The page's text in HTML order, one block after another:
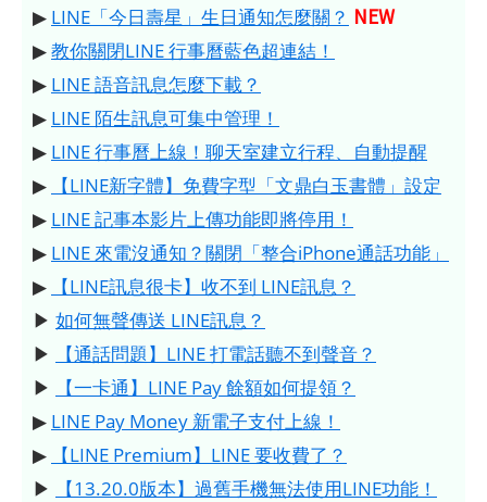
▶ LINE「今日壽星」生日通知怎麼關？ NEW
▶教你關閉LINE 行事曆藍色超連結！
▶ LINE 語音訊息怎麼下載？
▶ LINE 陌生訊息可集中管理！
▶ LINE 行事曆上線！聊天室建立行程、自動提醒
▶
【LINE新字體】免費字型「文鼎白玉書體」設定
▶ LINE 記事本影片上傳功能即將停用！
▶ LINE 來電沒通知？關閉「整合iPhone通話功能」
▶
【LINE訊息很卡】收不到 LINE訊息？
▶ 如何無聲傳送 LINE訊息？
▶
【通話問題】LINE 打電話聽不到聲音？
▶
【一卡通】LINE Pay 餘額如何提領？
▶ LINE Pay Money 新電子支付上線！
▶
【LINE Premium】LINE 要收費了？
▶
【13.20.0版本】過舊手機無法使用LINE功能！